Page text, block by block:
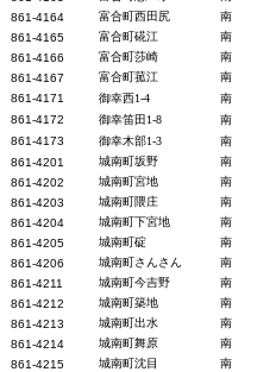
861-4164
富合町西田尻 南
861-4165
富合町硴江 南
861-4166
富合町莎崎 南
861-4167
富合町菰江 南
861-4171
御幸西1-4 南
861-4172
御幸笛田1-8 南
861-4173
御幸木部1-3 南
861-4201 城南町坂野 南
861-4202
城南町宮地 南
861-4203
城南町隈庄 南
861-4204
城南町下宮地 南
861-4205
城南町碇 南
861-4206
城南町さんさん 南
861-4211
城南町今吉野 南
861-4212
城南町築地 南
861-4213
城南町出水 南
861-4214
城南町舞原 南
861-4215
城南町沈目 南